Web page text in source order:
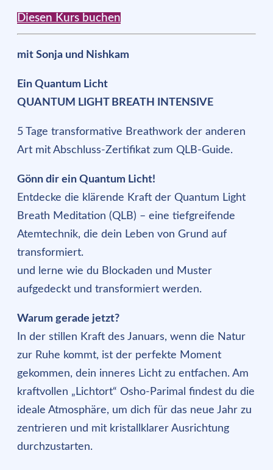
Diesen Kurs buchen
mit Sonja und Nishkam
Ein Quantum Licht
QUANTUM LIGHT BREATH INTENSIVE
5 Tage transformative Breathwork der anderen
Art mit Abschluss-Zertifikat zum QLB-Guide.
Gönn dir ein Quantum Licht!
Entdecke die klärende Kraft der Quantum Light
Breath Meditation (QLB) – eine tiefgreifende
Atemtechnik, die dein Leben von Grund auf
transformiert.
und lerne wie du Blockaden und Muster
aufgedeckt und transformiert werden.
Warum gerade jetzt?
In der stillen Kraft des Januars, wenn die Natur
zur Ruhe kommt, ist der perfekte Moment
gekommen, dein inneres Licht zu entfachen. Am
kraftvollen „Lichtort“ Osho-Parimal findest du die
ideale Atmosphäre, um dich für das neue Jahr zu
zentrieren und mit kristallklarer Ausrichtung
durchzustarten.